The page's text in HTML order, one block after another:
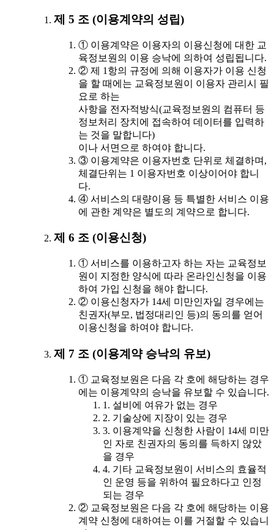
제 5 조 (이용계약의 성립)
① 이용계약은 이용자의 이용신청에 대한 교
육정보원의 이용 승낙에 의하여 성립됩니다.
② 제 1항의 규정에 의해 이용자가 이용 신청
을 할 때에는 교육정보원이 이용자 관리시 필
요로 하는
사항을 전자적방식(교육정보원의 컴퓨터 등
정보처리 장치에 접속하여 데이터를 입력하
는 것을 말합니다)
이나 서면으로 하여야 합니다.
③ 이용계약은 이용자번호 단위로 체결하며,
체결단위는 1 이용자번호 이상이어야 합니
다.
④ 서비스의 대량이용 등 특별한 서비스 이용
에 관한 계약은 별도의 계약으로 합니다.
제 6 조 (이용신청)
① 서비스를 이용하고자 하는 자는 교육정보
원이 지정한 양식에 따라 온라인신청을 이용
하여 가입 신청을 해야 합니다.
② 이용신청자가 14세 미만인자일 경우에는
친권자(부모, 법정대리인 등)의 동의를 얻어
이용신청을 하여야 합니다.
제 7 조 (이용계약 승낙의 유보)
① 교육정보원은 다음 각 호에 해당하는 경우
에는 이용계약의 승낙을 유보할 수 있습니다.
1. 설비에 여유가 없는 경우
2. 기술상에 지장이 있는 경우
3. 이용계약을 신청한 사람이 14세 미만
인 자로 친권자의 동의를 득하지 않았
을 경우
4. 기타 교육정보원이 서비스의 효율적
인 운영 등을 위하여 필요하다고 인정
되는 경우
② 교육정보원은 다음 각 호에 해당하는 이용
계약 신청에 대하여는 이를 거절할 수 있습니